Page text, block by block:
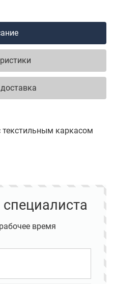
текстильным каркасом
время